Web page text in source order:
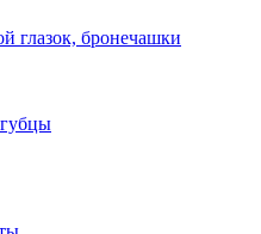
глазок, бронечашки